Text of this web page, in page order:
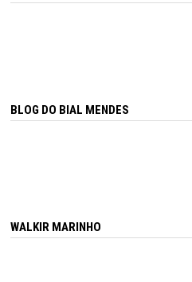
BLOG DO BIAL MENDES
WALKIR MARINHO